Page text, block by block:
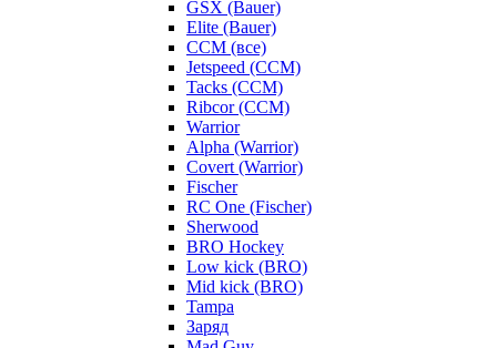
GSX (Bauer)
Elite (Bauer)
CCM (все)
Jetspeed (CCM)
Tacks (CCM)
Ribcor (CCM)
Warrior
Alpha (Warrior)
Covert (Warrior)
Fischer
RC One (Fischer)
Sherwood
BRO Hockey
Low kick (BRO)
Mid kick (BRO)
Tampa
Заряд